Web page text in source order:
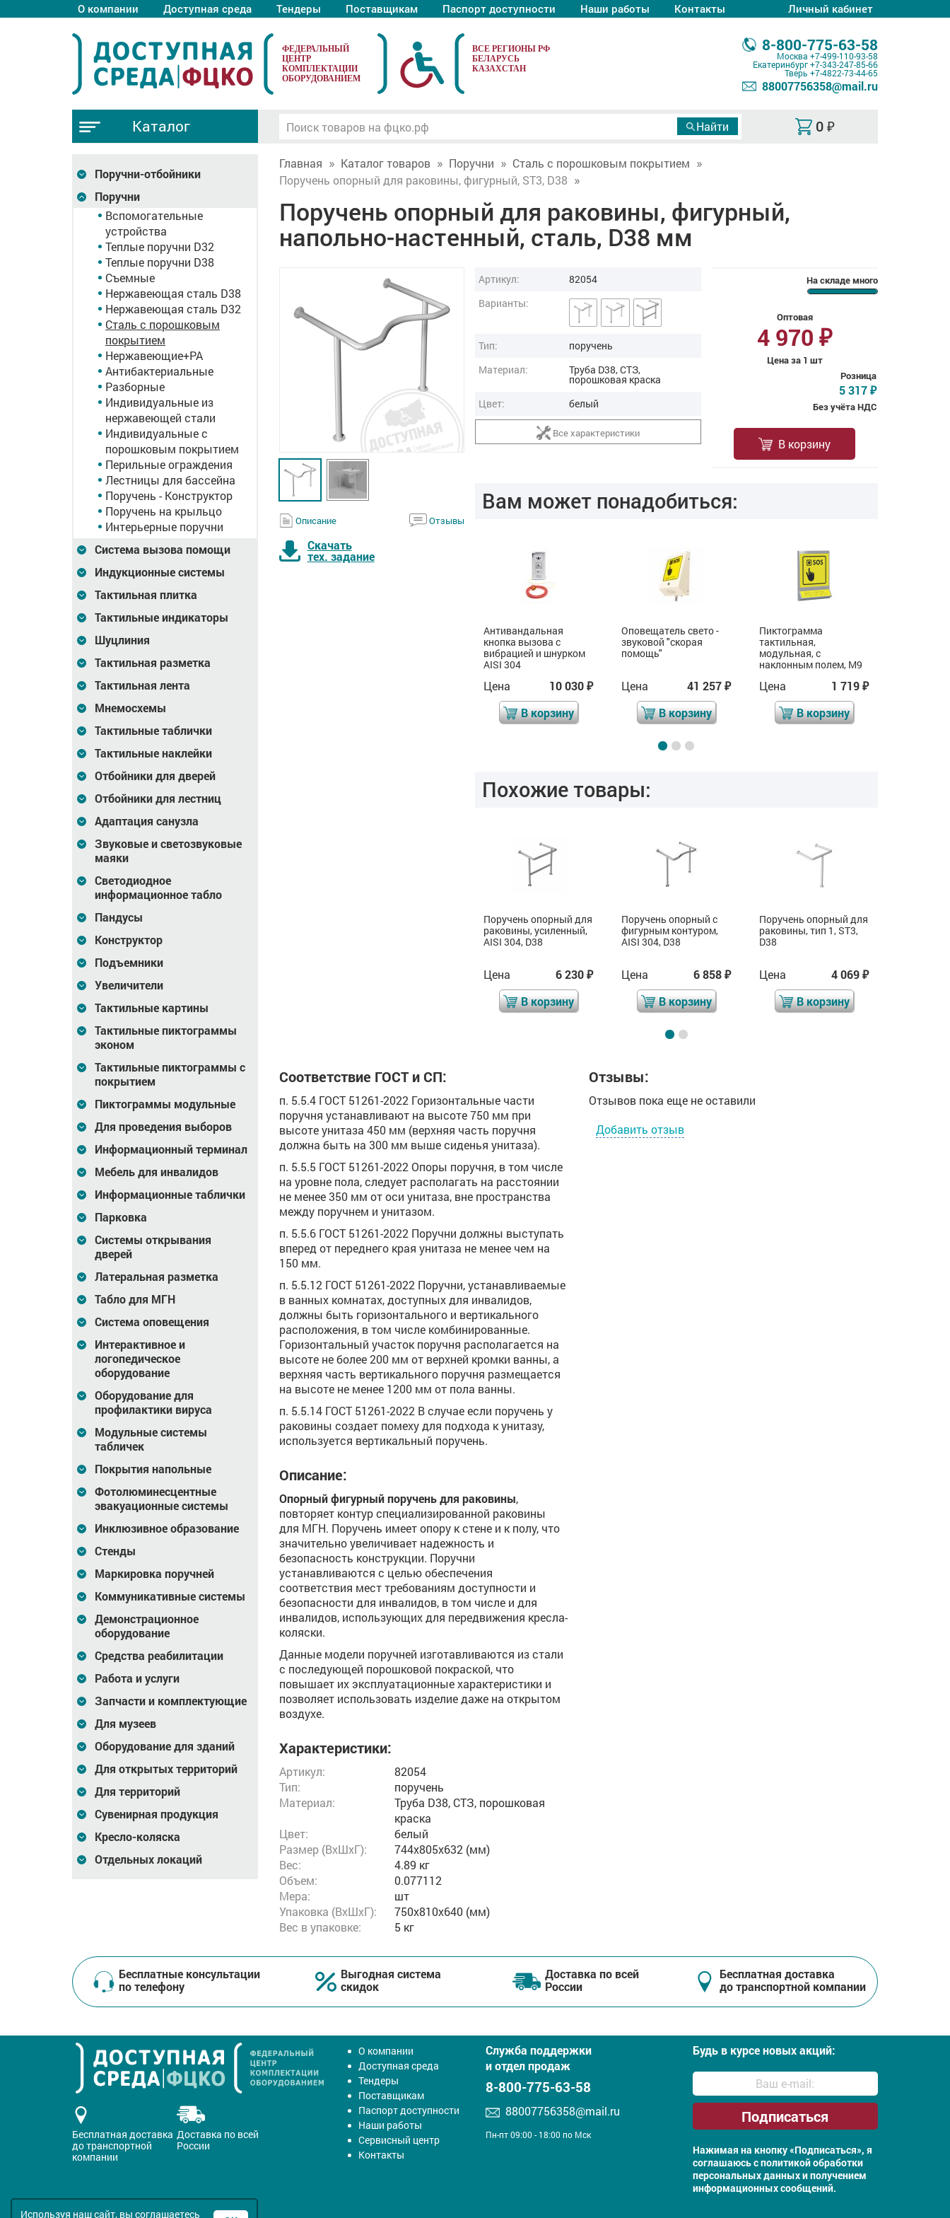
О компании Доступная среда Тендеры Поставщикам Паспорт доступности Наши работы Контакты Личный кабинет
ФЕДЕРАЛЬНЫЙ
ЦЕНТР
КОМПЛЕКТАЦИИ
ОБОРУДОВАНИЕМ
8-800-775-63-58
Москва +7-499-110-93-58
Екатеринбург+7-343-247-85-66
Тверь +7-4822-73-44-65
88007756358@mail.ru
0 ₽
Каталог
Поручни-отбойники
Поручни
Вспомогательные
устройства
Теплые поручни D32
Теплые поручни D38
Съемные
Нержавеющая сталь D38
Нержавеющая сталь D32
Сталь с порошковым
покрытием
Нержавеющие+PA
Антибактериальные
Разборные
Индивидуальные из
нержавеющей стали
Индивидуальные с
порошковым покрытием
Перильные ограждения
Лестницы для бассейна
Поручень - Конструктор
Поручень на крыльцо
Интерьерные поручни
Система вызова помощи
Индукционные системы
Тактильная плитка
Тактильные индикаторы
Шуцлиния
Тактильная разметка
Тактильная лента
Мнемосхемы
Тактильные таблички
Тактильные наклейки
Отбойники для дверей
Отбойники для лестниц
Адаптация санузла
Звуковые и светозвуковые
маяки
Светодиодное
информационное табло
Пандусы
Конструктор
Подъемники
Увеличители
Тактильные картины
Тактильные пиктограммы
эконом
Тактильные пиктограммы с
покрытием
Пиктограммы модульные
Для проведения выборов
Информационный терминал
Мебель для инвалидов
Информационные таблички
Парковка
Системы открывания
дверей
Латеральная разметка
Табло для МГН
Система оповещения
Интерактивное и
логопедическое
оборудование
Оборудование для
профилактики вируса
Модульные системы
табличек
Покрытия напольные
Фотолюминесцентные
эвакуационные системы
Инклюзивное образование
Стенды
Маркировка поручней
Коммуникативные системы
Демонстрационное
оборудование
Средства реабилитации
Работа и услуги
Запчасти и комплектующие
Для музеев
Оборудование для зданий
Для открытых территорий
Для территорий
Сувенирная продукция
Кресло-коляска
Отдельных локаций
Главная Каталог товаров Поручни
Сталь с порошковым покрытием
Поручень опорный для раковины, фигурный, ST3, D38
Поручень опорный для раковины, фигурный,
напольно-настенный, сталь, D38 мм
Описание Отзывы
Скачать
тех. задание
На складе много
Оптовая
4 970 ₽
Цена за 1 шт
Розница
5 317 ₽
Без учёта НДС
В корзину
Артикул:
82054
Варианты:
Тип:
поручень
Материал:
Труба D38, СТЗ,
порошковая краска
Цвет:
белый
Все характеристики
Вам может понадобиться:
зеркало,AISI 304,
Цена 16 971₽
В корзину
Антивандальная
кнопка вызова с
вибрацией и шнурком
AISI 304
Цена 10 030₽
В корзину
Оповещатель свето -
звуковой "скорая
помощь"
Цена 41 257₽
В корзину
Пиктограмма
тактильная,
модульная, с
наклонным полем, М9
Цена 1 719₽
В корзину
Похожие товары:
Поручень опорный с
AISI 304, D38
Поручень опорный для
раковины, усиленный,
AISI 304, D38
Цена 6 230₽
В корзину
Поручень опорный с
фигурным контуром,
AISI 304, D38
Цена 6 858₽
В корзину
Поручень опорный для
раковины, тип 1, ST3,
D38
Цена 4 069₽
В корзину
Соответствие ГОСТ и СП:
п. 5.5.4 ГОСТ 51261-2022 Горизонтальные части
поручня устанавливают на высоте 750 мм при
высоте унитаза 450 мм (верхняя часть поручня
должна быть на 300 мм выше сиденья унитаза).
п. 5.5.5 ГОСТ 51261-2022 Опоры поручня, в том числе
на уровне пола, следует располагать на расстоянии
не менее 350 мм от оси унитаза, вне пространства
между поручнем и унитазом.
п. 5.5.6 ГОСТ 51261-2022 Поручни должны выступать
вперед от переднего края унитаза не менее чем на
150 мм.
п. 5.5.12 ГОСТ 51261-2022 Поручни, устанавливаемые
в ванных комнатах, доступных для инвалидов,
должны быть горизонтального и вертикального
расположения, в том числе комбинированные.
Горизонтальный участок поручня располагается на
высоте не более 200 мм от верхней кромки ванны, а
верхняя часть вертикального поручня размещается
на высоте не менее 1200 мм от пола ванны.
п. 5.5.14 ГОСТ 51261-2022 В случае если поручень у
раковины создает помеху для подхода к унитазу,
используется вертикальный поручень.
Описание:
Опорный фигурный поручень для раковины,
повторяет контур специализированной раковины
для МГН. Поручень имеет опору к стене и к полу, что
значительно увеличивает надежность и
безопасность конструкции. Поручни
устанавливаются с целью обеспечения
соответствия мест требованиям доступности и
безопасности для инвалидов, в том числе и для
инвалидов, использующих для передвижения кресла-
коляски.
Данные модели поручней изготавливаются из стали
с последующей порошковой покраской, что
повышает их эксплуатационные характеристики и
позволяет использовать изделие даже на открытом
воздухе.
Характеристики:
Артикул:
82054
Тип:
поручень
Материал:
Труба D38, СТЗ, порошковая
краска
Цвет:
белый
Размер (ВxШxГ):
744x805x632 (мм)
Вес:
4.89 кг
Объем:
0.077112
Мера:
шт
Упаковка (ВхШхГ):
750x810x640 (мм)
Вес в упаковке:
5 кг
Отзывы:
Отзывов пока еще не оставили
Добавить отзыв
Бесплатные консультации
по телефону
Выгодная система
скидок
Доставка по всей
России
Бесплатная доставка
до транспортной компании
Бесплатная доставка
до транспортной
компании
Доставка по всей
России
О компании
Доступная среда
Тендеры
Поставщикам
Паспорт доступности
Наши работы
Сервисный центр
Контакты
Служба поддержки
и отдел продаж
8-800-775-63-58
88007756358@mail.ru
Пн-пт 09:00 - 18:00 по Мск
Будь в курсе новых акций:
Нажимая на кнопку «Подписаться», я
соглашаюсь сполитикой обработки
персональных данных и получением
информационных сообщений.
Используя наш сайт, вы соглашаетесь